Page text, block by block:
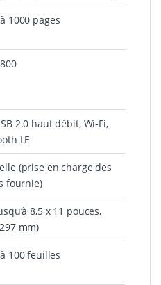
1000 pages
2.0 haut débit, Wi-Fi,
LE
(prise en charge des
fournie)
8,5 x 11 pouces,
mm)
100 feuilles